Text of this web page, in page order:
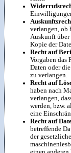
verlangen, ob
Auskunft über
Kopie der
Recht auf
Vorgaben das
Daten oder
zu verlangen.
Recht auf
haben nach
verlangen,
werden, bzw.
eine
Recht auf
betreffende
der